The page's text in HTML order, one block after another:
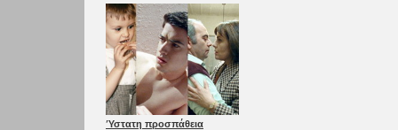
Ύστατη προσπάθεια